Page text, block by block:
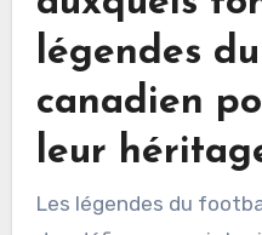
l’héritage durable de
la culture canadienne.
Quels sont
auxquels